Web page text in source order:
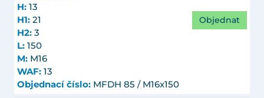
H: 13
H1: 21
H2: 3
L: 150
M: M16
WAF: 13
Objednací číslo: MFDH 85 / M16x150
Objednat